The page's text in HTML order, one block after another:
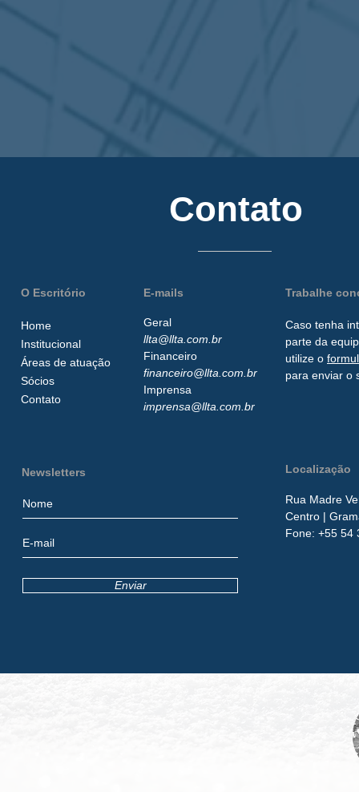
Contato
O Escritório
Home
Institucional
Áreas de atuação
Sócios
Contato
E-mails
Geral
llta@llta.com.br
Financeiro
financeiro@llta.com.br
Imprensa
imprensa@llta.com.br
Trabalhe
Caso tenha
parte da
utilize o
para enviar o
Enviar
Newsletters Localização
Rua Madre
Centro |
​Fone: +55 54